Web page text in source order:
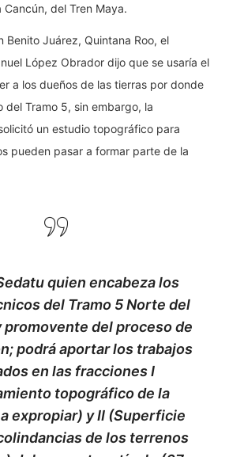
del Tren Maya.
Benito Juárez, Quintana Roo, el
López Obrador dijo que se usaría el
a los dueños de las tierras por donde
del Tramo 5, sin embargo, la
un estudio topográfico para
pueden pasar a formar parte de la
quien encabeza los
del Tramo 5 Norte del
promovente del proceso de
podrá aportar los trabajos
en las fracciones I
topográfico de la
expropiar) y II (Superficie
de los terrenos